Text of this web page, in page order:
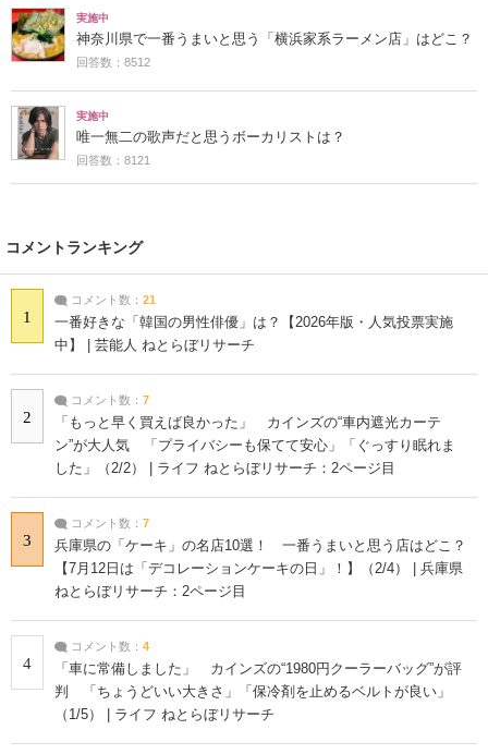
実施中
神奈川県で一番うまいと思う「横浜家系ラーメン店」はどこ？
回答数：8512
実施中
唯一無二の歌声だと思うボーカリストは？
回答数：8121
コメントランキング
1
コメント数： 21
一番好きな「韓国の男性俳優」は？【2026年版・人気投票実施
中】 | 芸能人 ねとらぼリサーチ
2
コメント数： 7
「もっと早く買えば良かった」 カインズの“車内遮光カーテ
ン”が大人気 「プライバシーも保てて安心」「ぐっすり眠れま
した」（2/2） | ライフ ねとらぼリサーチ：2ページ目
3
コメント数： 7
兵庫県の「ケーキ」の名店10選！ 一番うまいと思う店はどこ？
【7月12日は「デコレーションケーキの日」！】（2/4） | 兵庫県
ねとらぼリサーチ：2ページ目
4
コメント数： 4
「車に常備しました」 カインズの“1980円クーラーバッグ”が評
判 「ちょうどいい大きさ」「保冷剤を止めるベルトが良い」
（1/5） | ライフ ねとらぼリサーチ